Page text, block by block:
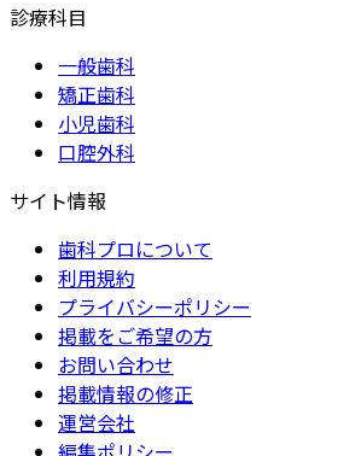
診療科目
一般歯科
矯正歯科
小児歯科
口腔外科
サイト情報
歯科プロについて
利用規約
プライバシーポリシー
掲載をご希望の方
お問い合わせ
掲載情報の修正
運営会社